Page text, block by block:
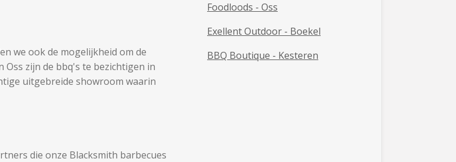
we ook de mogelijkheid om de
Oss zijn de bbq's te bezichtigen in
uitgebreide showroom waarin
die onze Blacksmith barbecues
Foodloods - Oss
Exellent Outdoor - Boekel
BBQ Boutique - Kesteren